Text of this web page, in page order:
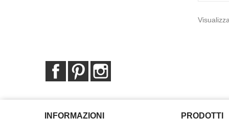
FacebookPinterest
INFORMAZIONI PRODOTTI